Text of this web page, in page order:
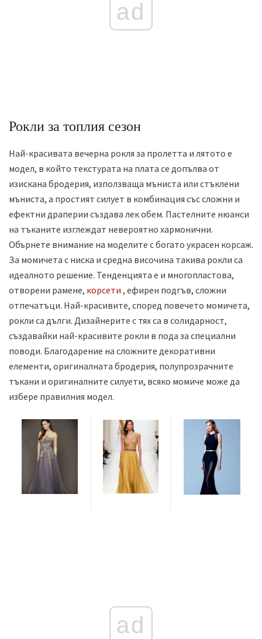
ad
Рокли за топлия сезон
Най-красивата вечерна рокля за пролетта и лятото е
модел, в който текстурата на плата се допълва от
изискана бродерия, използваща мъниста или стъклени
мъниста, а простият силует в комбинация със сложни и
ефектни драперии създава лек обем. Пастелните нюанси
на тъканите изглеждат невероятно хармонични.
Обърнете внимание на моделите с богато украсен корсаж.
За момичета с ниска и средна височина такива рокли са
идеалното решение. Тенденцията е и многопластова,
отворени рамене, корсети , ефирен подгъв, сложни
отпечатъци. Най-красивите, според повечето момичета,
рокли са дълги. Дизайнерите с тях са в солидарност,
създавайки най-красивите рокли в пода за специални
поводи. Благодарение на сложните декоративни
елементи, оригиналната бродерия, полупрозрачните
тъкани и оригиналните силуети, всяко момиче може да
избере правилния модел.
ad